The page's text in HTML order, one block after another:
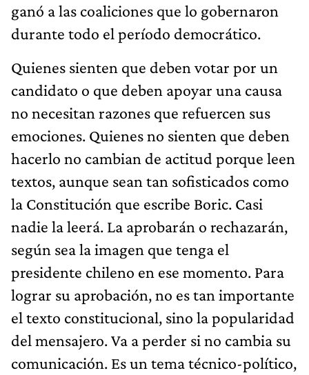
ganó a las coaliciones que lo gobernaron
durante todo el período democrático.
Quienes sienten que deben votar por un
candidato o que deben apoyar una causa
no necesitan razones que refuercen sus
emociones. Quienes no sienten que deben
hacerlo no cambian de actitud porque leen
textos, aunque sean tan sofisticados como
la Constitución que escribe Boric. Casi
nadie la leerá. La aprobarán o rechazarán,
según sea la imagen que tenga el
presidente chileno en ese momento. Para
lograr su aprobación, no es tan importante
el texto constitucional, sino la popularidad
del mensajero. Va a perder si no cambia su
comunicación. Es un tema técnico-político,